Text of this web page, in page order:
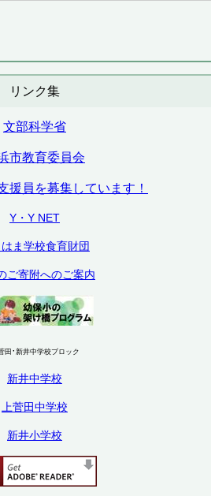
リンク集
文部科学省
市教育委員会
援員を募集しています！
Y・Y NET
はま学校食育財団
ご寄附へのご案内
田 · 新井中学校ブロック
新井中学校
上菅田中学校
新井小学校